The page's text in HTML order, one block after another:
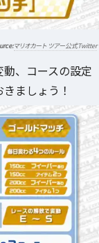
マリオカート ツアー公式Twitter
、コースの設定
ましょう！